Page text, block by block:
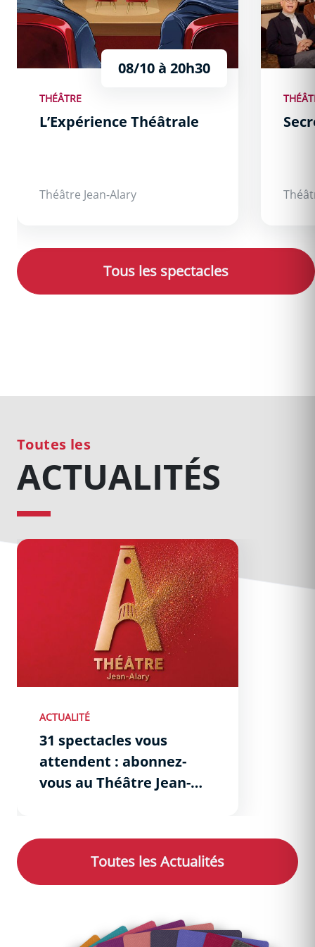
08/10 à 20h30
THÉÂTRE
L’Expérience Théâtrale
Théâtre Jean-Alary
Tous les spectacles
Toutes les
ACTUALITÉS
31 spectacles vous attendent : abonnez-vous au Théâtre
ACTUALITÉ
31 spectacles vous
attendent : abonnez-
vous au Théâtre Jean-
Toutes lesActualités